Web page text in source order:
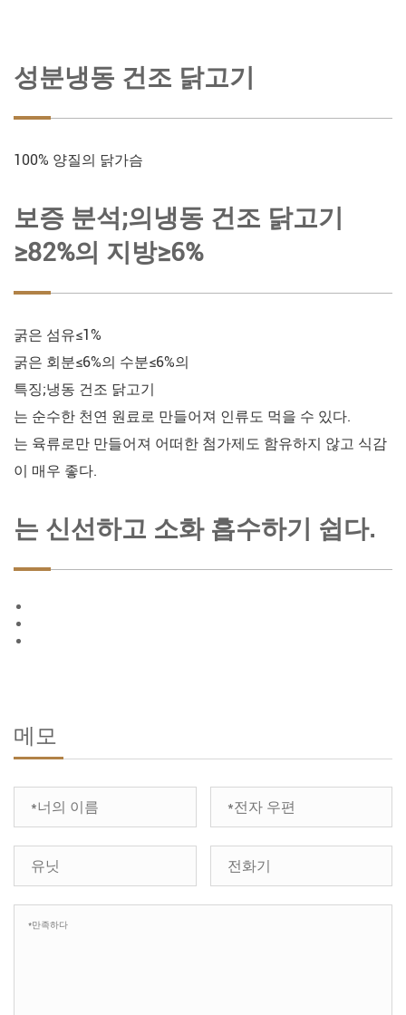
성분냉동 건조 닭고기
100% 양질의 닭가슴
보증 분석;의냉동 건조 닭고기
≥82%의 지방≥6%
굵은 섬유≤1%
굵은 회분≤6%의 수분≤6%의
특징;냉동 건조 닭고기
는 순수한 천연 원료로 만들어져 인류도 먹을 수 있다.
는 육류로만 만들어져 어떠한 첨가제도 함유하지 않고 식감
이 매우 좋다.
는 신선하고 소화 흡수하기 쉽다.
메모